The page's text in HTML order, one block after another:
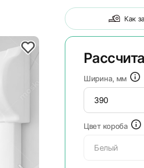
Как
Ширина, мм
Цвет короба
Белый